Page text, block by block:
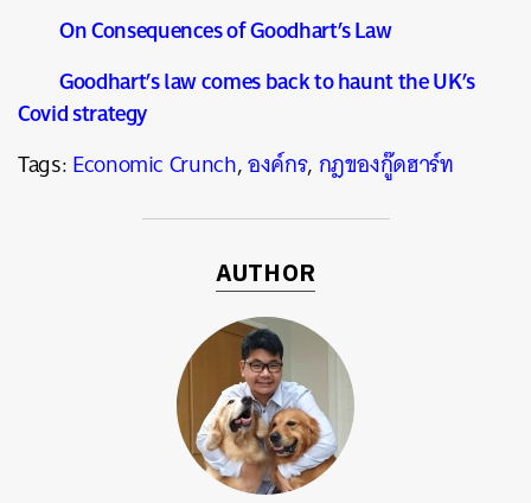
On Consequences of Goodhart’s Law
Goodhart’s law comes back to haunt the UK’s
Covid strategy
Tags:Economic Crunch,องค์กร,กฎของกู๊ดฮาร์ท
AUTHOR